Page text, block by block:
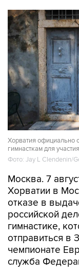
Хорватия официально
гимнасткам для
Фото: Jay L Clendenin/
Москва. 7
Хорватии в
отказе в
российской
гимнастике,
отправиться в
чемпионате
служба